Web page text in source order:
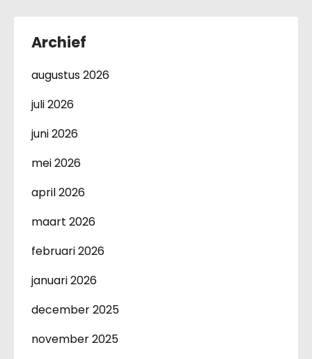
Archief
augustus 2026
juli 2026
juni 2026
mei 2026
april 2026
maart 2026
februari 2026
januari 2026
december 2025
november 2025